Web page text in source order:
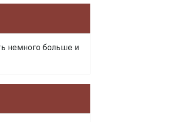
немного больше и